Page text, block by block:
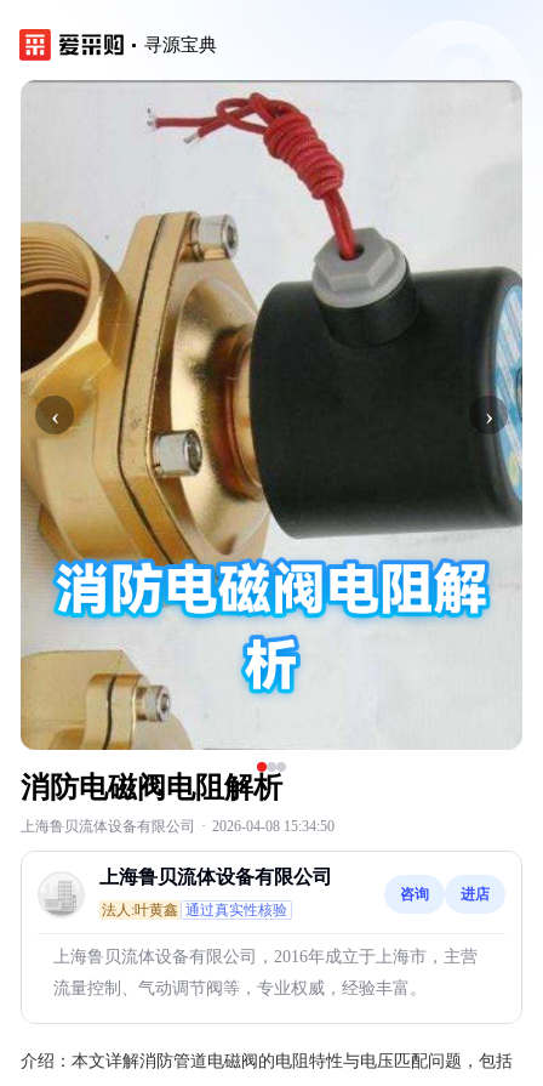
寻源宝典
‹ ›
消防电磁阀电阻解析
上海鲁贝流体设备有限公司 · 2026-04-08 15:34:50
上海鲁贝流体设备有限公司
法人:叶黄鑫 通过真实性核验
咨询 进店
上海鲁贝流体设备有限公司，2016年成立于上海市，主营
流量控制、气动调节阀等，专业权威，经验丰富。
介绍： 本文详解消防管道电磁阀的电阻特性与电压匹配问题，包括